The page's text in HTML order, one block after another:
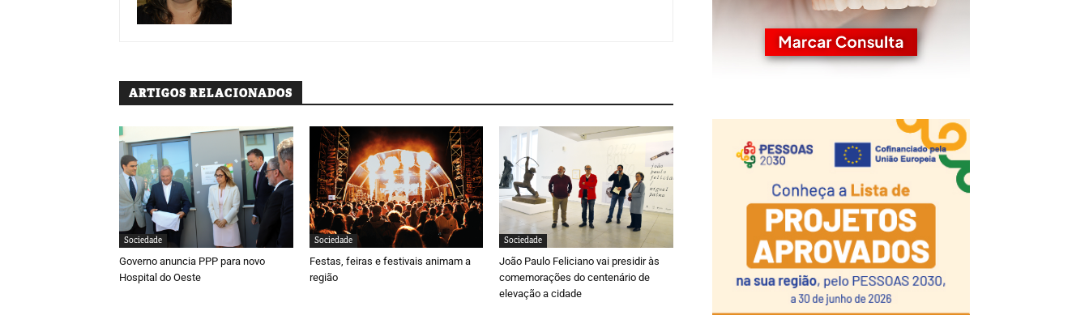
ARTIGOS RELACIONADOS
Sociedade
Governo anuncia PPP para novo
Hospital do Oeste
Sociedade
Festas, feiras e festivais animam a
região
Sociedade
João Paulo Feliciano vai presidir às
comemorações do centenário de
elevação a cidade